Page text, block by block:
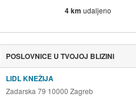
4 km udaljeno
POSLOVNICE U TVOJOJ BLIZINI
LIDL KNEŽIJA
Zadarska 79 10000 Zagreb